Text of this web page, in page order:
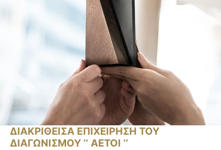
ΔΙΑΚΡΙΘΕΙΣΑ ΕΠΙΧΕΙΡΗΣΗ ΤΟΥ
ΔΙΑΓΩΝΙΣΜΟΥ ‘’ ΑΕΤΟΙ ‘’